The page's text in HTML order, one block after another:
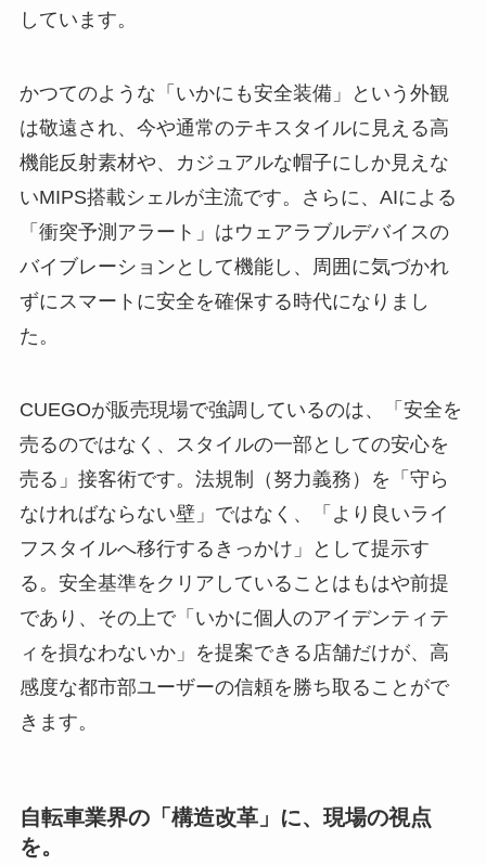
しています。
かつてのような「いかにも安全装備」という外観
は敬遠され、今や通常のテキスタイルに見える高
機能反射素材や、カジュアルな帽子にしか見えな
いMIPS搭載シェルが主流です。さらに、AIによる
「衝突予測アラート」はウェアラブルデバイスの
バイブレーションとして機能し、周囲に気づかれ
ずにスマートに安全を確保する時代になりまし
た。
CUEGOが販売現場で強調しているのは、「安全を
売るのではなく、スタイルの一部としての安心を
売る」接客術です。法規制（努力義務）を「守ら
なければならない壁」ではなく、「より良いライ
フスタイルへ移行するきっかけ」として提示す
る。安全基準をクリアしていることはもはや前提
であり、その上で「いかに個人のアイデンティテ
ィを損なわないか」を提案できる店舗だけが、高
感度な都市部ユーザーの信頼を勝ち取ることがで
きます。
自転車業界の「構造改革」に、現場の視点
を。